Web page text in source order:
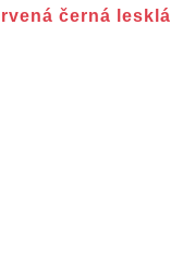
černá lesklá